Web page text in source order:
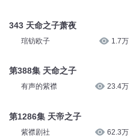
343 天命之子萧夜
琯钫欧子 1.7万
第388集 天命之子
有声的紫襟 23.4万
第1286集 天帝之子
紫襟剧社 62.3万